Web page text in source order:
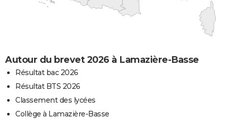
Autour du brevet 2026 à Lamazière-Basse
Résultat bac 2026
Résultat BTS 2026
Classement des lycées
Collège à Lamazière-Basse